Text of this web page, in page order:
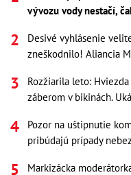
vývozu vody nestačí,
Desivé vyhlásenie
zneškodnilo! Aliancia
Rozžiarila leto:
záberom v bikinách.
Pozor na uštipnutie
pribúdajú prípady
Markizácka